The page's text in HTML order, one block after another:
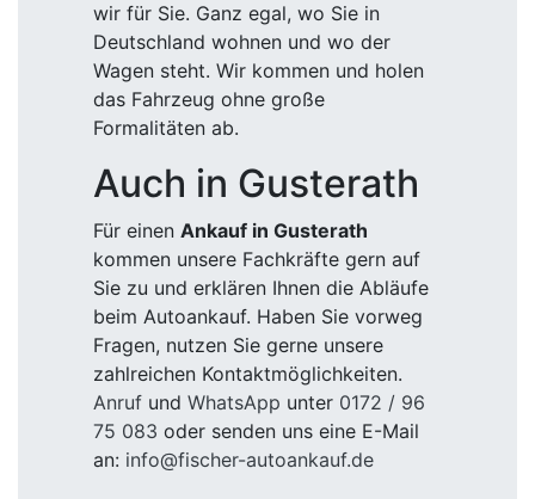
wir für Sie. Ganz egal, wo Sie in
Deutschland wohnen und wo der
Wagen steht. Wir kommen und holen
das Fahrzeug ohne große
Formalitäten ab.
Auch in Gusterath
Für einen Ankauf in Gusterath
kommen unsere Fachkräfte gern auf
Sie zu und erklären Ihnen die Abläufe
beim Autoankauf. Haben Sie vorweg
Fragen, nutzen Sie gerne unsere
zahlreichen Kontaktmöglichkeiten.
Anruf und WhatsApp unter 0172 / 96
75 083 oder senden uns eine E-Mail
an: info@fischer-autoankauf.de